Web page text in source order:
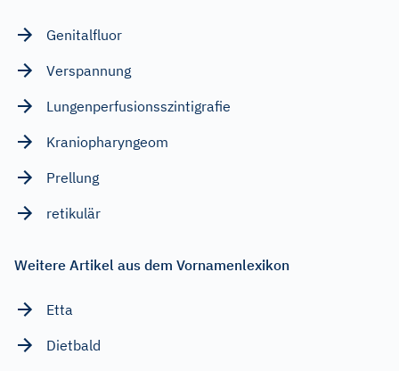
Genitalfluor
Verspannung
Lungenperfusionsszintigrafie
Kraniopharyngeom
Prellung
retikulär
Weitere Artikel aus dem Vornamenlexikon
Etta
Dietbald